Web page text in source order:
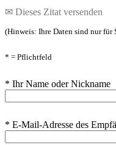
✉ Dieses Zitat versenden
(Hinweis: Ihre Daten sind nur für
* = Pflichtfeld
* Ihr Name oder Nickname
* E-Mail-Adresse des